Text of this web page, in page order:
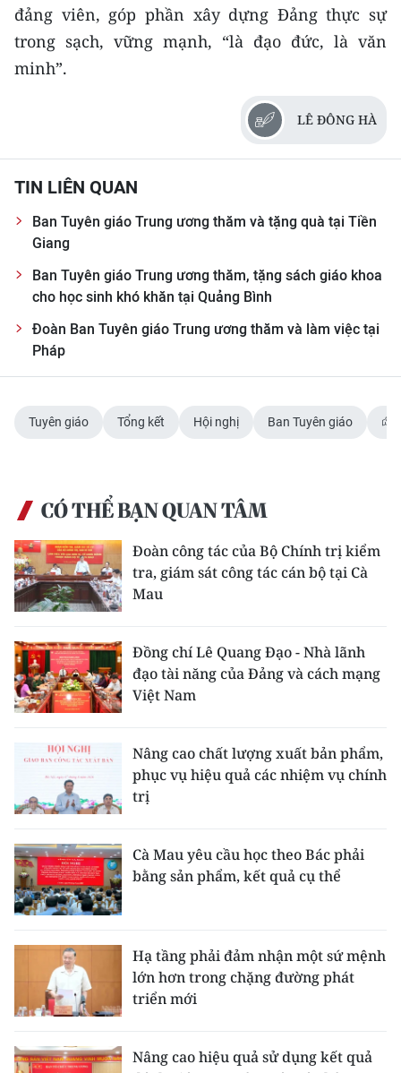
đảng viên, góp phần xây dựng Đảng thực sự
trong sạch, vững mạnh, “là đạo đức, là văn
minh”.
LÊ ĐÔNG HÀ
TIN LIÊN QUAN
Ban Tuyên giáo Trung ương thăm và tặng quà tại Tiền
Giang
Ban Tuyên giáo Trung ương thăm, tặng sách giáo khoa
cho học sinh khó khăn tại Quảng Bình
Đoàn Ban Tuyên giáo Trung ương thăm và làm việc tại
Pháp
Tuyên giáo Tổng kết Hội nghị Ban Tuyên giáo
CÓ THỂ BẠN QUAN TÂM
Đoàn công tác của Bộ Chính trị kiểm
tra, giám sát công tác cán bộ tại Cà
Mau
Đồng chí Lê Quang Đạo - Nhà lãnh
đạo tài năng của Đảng và cách mạng
Việt Nam
Nâng cao chất lượng xuất bản phẩm,
phục vụ hiệu quả các nhiệm vụ chính
trị
Cà Mau yêu cầu học theo Bác phải
bằng sản phẩm, kết quả cụ thể
Hạ tầng phải đảm nhận một sứ mệnh
lớn hơn trong chặng đường phát
triển mới
Nâng cao hiệu quả sử dụng kết quả